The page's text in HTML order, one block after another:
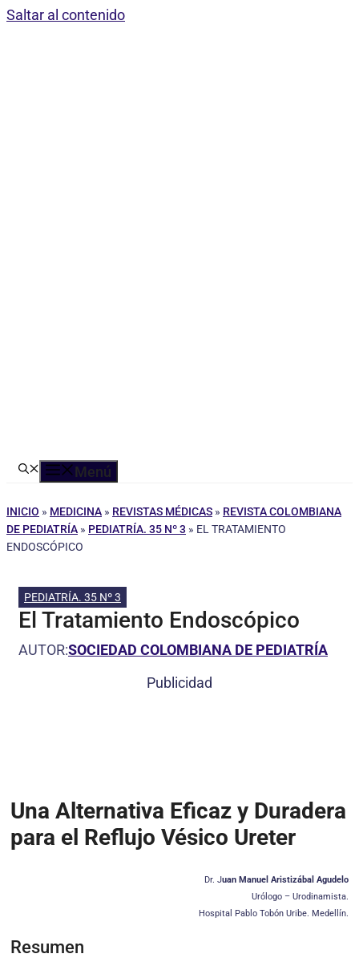
Saltar al contenido
Menú
INICIO » MEDICINA » REVISTAS MÉDICAS » REVISTA COLOMBIANA
DE PEDIATRÍA » PEDIATRÍA. 35 Nº 3 » EL TRATAMIENTO
ENDOSCÓPICO
PEDIATRÍA. 35 Nº 3
El Tratamiento Endoscópico
AUTOR:SOCIEDAD COLOMBIANA DE PEDIATRÍA
Publicidad
Una Alternativa Eficaz y Duradera
para el Reflujo Vésico Ureter
Dr. Juan Manuel Aristizábal Agudelo
Urólogo – Urodinamista.
Hospital Pablo Tobón Uribe. Medellín.
Resumen